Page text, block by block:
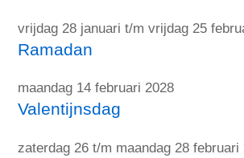
vrijdag 28 januari t/m vrijdag 25
Ramadan
maandag 14 februari 2028
Valentijnsdag
zaterdag 26 t/m maandag 28 februari